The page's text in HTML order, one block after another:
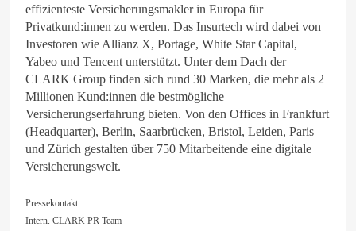
effizienteste Versicherungsmakler in Europa für
Privatkund:innen zu werden. Das Insurtech wird dabei von
Investoren wie Allianz X, Portage, White Star Capital,
Yabeo und Tencent unterstützt. Unter dem Dach der
CLARK Group finden sich rund 30 Marken, die mehr als 2
Millionen Kund:innen die bestmögliche
Versicherungserfahrung bieten. Von den Offices in Frankfurt
(Headquarter), Berlin, Saarbrücken, Bristol, Leiden, Paris
und Zürich gestalten über 750 Mitarbeitende eine digitale
Versicherungswelt.
Pressekontakt:
Intern. CLARK PR Team